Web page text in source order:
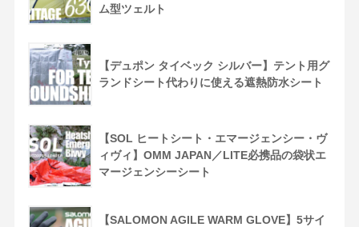
ム型ツェルト
【デュポン タイベック シルバー】テント用グ
ランドシート代わりに使える遮熱防水シート
【SOL ヒートシート・エマージェンシー・ヴ
ィヴィ】OMM JAPAN／LITE必携品の袋状エ
マージェンシーシート
【SALOMON AGILE WARM GLOVE】5サイ